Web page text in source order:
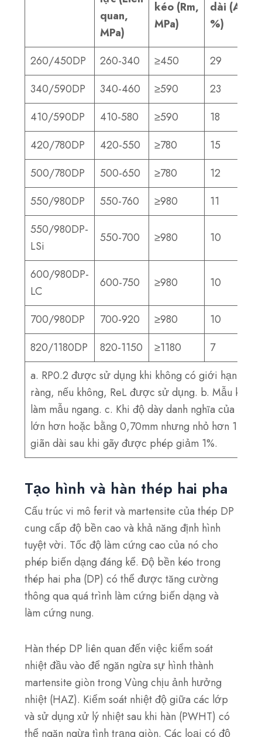
quan,
MPa)
kéo (Rm,
MPa)
dài (A50,
%)
260/450DP 260-340 ≥450
29
340/590DP
340-460 ≥590
23
410/590DP
410-580 ≥590
18
420/780DP
420-550 ≥780
15
500/780DP
500-650 ≥780
12
550/980DP
550-760 ≥980
11
550/980DP-
LSi
550-700 ≥980 10
600/980DP-
LC
600-750 ≥980 10
700/980DP 700-920 ≥980
10
820/1180DP
820-1150 ≥1180
7
a. RP0.2 được sử dụng khi không có giới hạn
ràng, nếu không, ReL được sử dụng. b. Mẫu kéo
làm mẫu ngang. c. Khi độ dày danh nghĩa của sản
lớn hơn hoặc bằng 0,70mm nhưng nhỏ hơn
giãn dài sau khi gãy được phép giảm 1%.
Tạo hình và hàn thép hai pha
Cấu trúc vi mô ferit và martensite của thép DP
cung cấp độ bền cao và khả năng định hình
tuyệt vời. Tốc độ làm cứng cao của nó cho
phép biến dạng đáng kể. Độ bền kéo trong
thép hai pha (DP) có thể được tăng cường
thông qua quá trình làm cứng biến dạng và
làm cứng nung.
Hàn thép DP liên quan đến việc kiểm soát
nhiệt đầu vào để ngăn ngừa sự hình thành
martensite giòn trong Vùng chịu ảnh hưởng
nhiệt (HAZ). Kiểm soát nhiệt độ giữa các lớp
và sử dụng xử lý nhiệt sau khi hàn (PWHT) có
thể ngăn ngừa tình trạng giòn. Các loại có độ